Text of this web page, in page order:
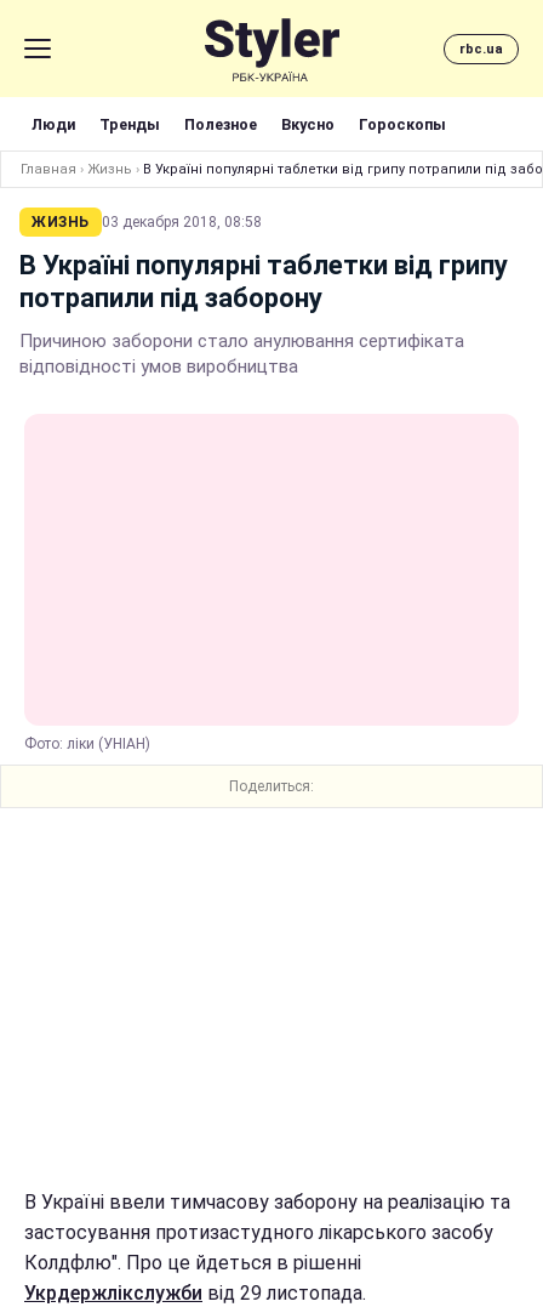
rbc.ua
Люди Тренды Полезное Вкусно Гороскопы
Главная › Жизнь › В Україні популярні таблетки від грипу потрапили під
ЖИЗНЬ 03 декабря 2018, 08:58
В Україні популярні таблетки від грипу
потрапили під заборону
Причиною заборони стало анулювання сертифіката
відповідності умов виробництва
Фото: ліки (УНІАН)
Поделиться:
В Україні ввели тимчасову заборону на реалізацію та
застосування протизастудного лікарського засобу
Колдфлю". Про це йдеться в рішенні
Укрдержлікслужби від 29 листопада.